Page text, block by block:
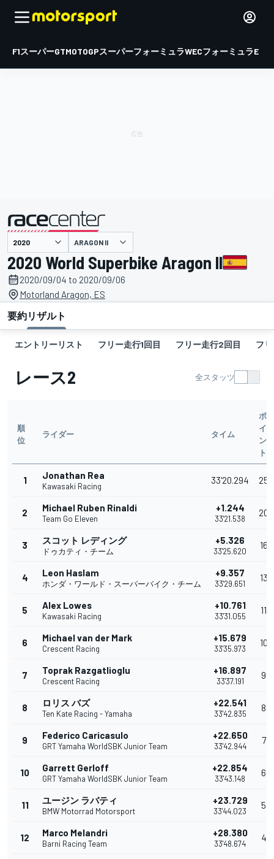
F1スーパーGTMOTOGPスーパーフォーミュラWECフォーミュラE
主催 ARAGON II
2020 World Superbike Aragon II
2020/09/04 to 2020/09/06
Motorland Aragon, ES
要約リザルト
エントリーリスト フリー走行1回目 フリー走行2回目 フ
レース2 全スタッツ
順
位
ライダー タイム
ポ
イ
ン
ト
1 Jonathan Rea
Kawasaki Racing
33'20.294 25
2 Michael Ruben Rinaldi
Team Go Eleven
+1.244
33'21.538
20
3 スコット レディング
ドゥカティ・チーム
+5.326
33'25.620
16
4 Leon Haslam
ホンダ・ワールド・スーパーバイク・チーム
+9.357
33'29.651
13
5 Alex Lowes
Kawasaki Racing
+10.761
33'31.055
11
6 Michael van der Mark
Crescent Racing
+15.679
33'35.973
10
7 Toprak Razgatlioglu
Crescent Racing
+16.897
33'37.191
9
8 ロリス バズ
Ten Kate Racing - Yamaha
+22.541
33'42.835
8
9 Federico Caricasulo
GRT Yamaha WorldSBK Junior Team
+22.650
33'42.944
7
10 Garrett Gerloff
GRT Yamaha WorldSBK Junior Team
+22.854
33'43.148
6
11 ユージン ラバティ
BMW Motorrad Motorsport
+23.729
33'44.023
5
12 Marco Melandri
Barni Racing Team
+28.380
33'48.674
4